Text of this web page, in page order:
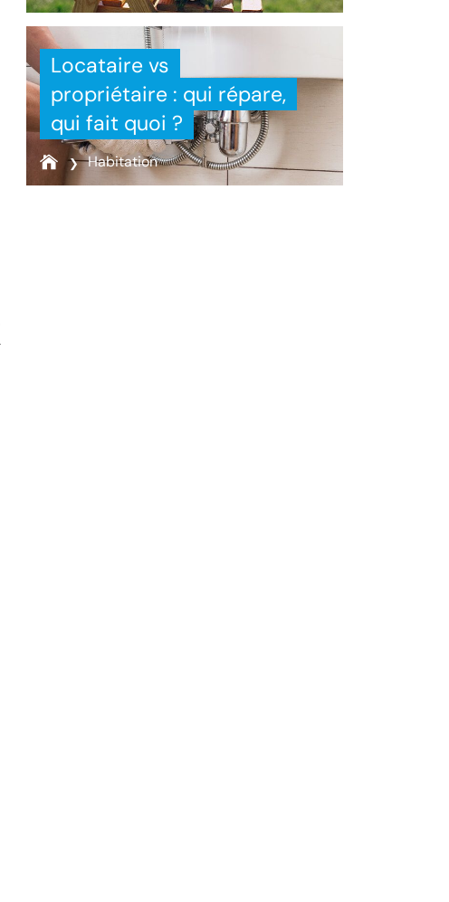
Locataire vs
propriétaire : qui répare,
qui fait quoi ?
Habitation